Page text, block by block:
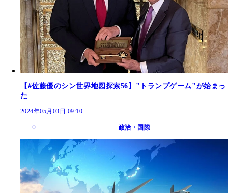
【#佐藤優のシン世界地図探索56】"トランプゲーム"が始まっ
た
2024年05月03日 09:10
政治・国際